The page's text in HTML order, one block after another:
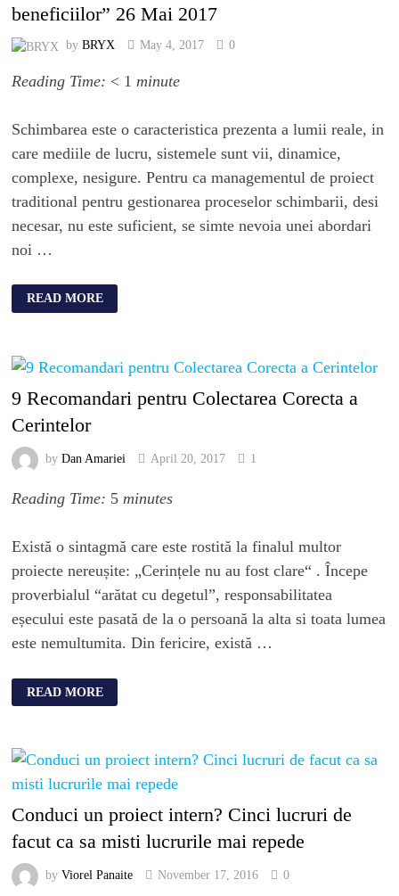
beneficiilor” 26 Mai 2017
by BRYX May 4, 2017 0
Reading Time: < 1 minute
Schimbarea este o caracteristica prezenta a lumii reale, in
care mediile de lucru, sistemele sunt vii, dinamice,
complexe, nesigure. Pentru ca managementul de proiect
traditional pentru gestionarea proceselor schimbarii, desi
necesar, nu este suficient, se simte nevoia unei abordari
noi …
READ MORE
9 Recomandari pentru Colectarea Corecta a
Cerintelor
by Dan Amariei April 20, 2017 1
Reading Time: 5 minutes
Există o sintagmă care este rostită la finalul multor
proiecte nereușite: „Cerințele nu au fost clare“ . Începe
proverbialul “arătat cu degetul”, responsabilitatea
eșecului este pasată de la o persoană la alta si toata lumea
este nemultumita. Din fericire, există …
READ MORE
Conduci un proiect intern? Cinci lucruri de
facut ca sa misti lucrurile mai repede
by Viorel Panaite November 17, 2016 0